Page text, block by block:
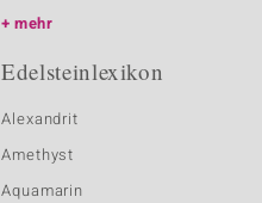
mehr
Edelsteinlexikon
Alexandrit
Amethyst
Aquamarin